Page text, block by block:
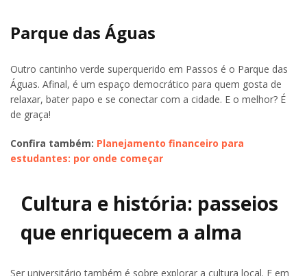
Parque das Águas
Outro cantinho verde superquerido em Passos é o Parque das
Águas. Afinal, é um espaço democrático para quem gosta de
relaxar, bater papo e se conectar com a cidade. E o melhor? É
de graça!
Confira também: Planejamento financeiro para
estudantes: por onde começar
Cultura e história: passeios
que enriquecem a alma
Ser universitário também é sobre explorar a cultura local. E em